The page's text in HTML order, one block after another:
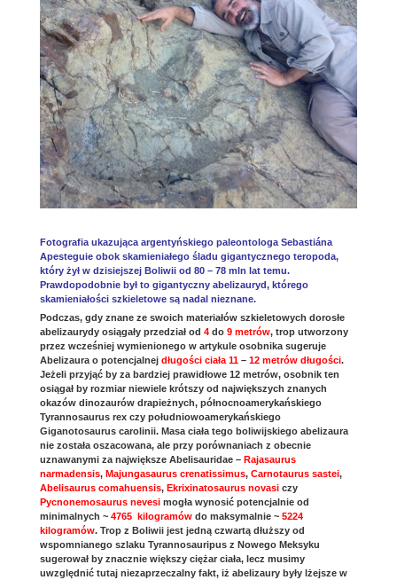
Fotografia ukazująca argentyńskiego paleontologa Sebastiána
Apesteguie obok skamieniałego śladu gigantycznego teropoda,
który żył w dzisiejszej Boliwii od 80 – 78 mln lat temu.
Prawdopodobnie był to gigantyczny abelizauryd, którego
skamieniałości szkieletowe są nadal nieznane.
Podczas, gdy znane ze swoich materiałów szkieletowych dorosłe
abelizaurydy osiągały przedział od 4do 9 metrów, trop utworzony
przez wcześniej wymienionego w artykule osobnika sugeruje
Abelizaura o potencjalnejdługości ciała 11– 12 metrów długości.
Jeżeli przyjąć by za bardziej prawidłowe 12 metrów, osobnik ten
osiągał by rozmiar niewiele krótszy od największych znanych
okazów dinozaurów drapieżnych, północnoamerykańskiego
Tyrannosaurus rex czy południowoamerykańskiego
Giganotosaurus carolinii. Masa ciała tego boliwijskiego abelizaura
nie została oszacowana, ale przy porównaniach z obecnie
uznawanymi za największe Abelisauridae – Rajasaurus
narmadensis, Majungasaurus crenatissimus, Carnotaurus sastei,
Abelisaurus comahuensis, Ekrixinatosaurus novasi czy
Pycnonemosaurus nevesimogła wynosić potencjalnie od
minimalnych ~ 4765 kilogramówdo maksymalnie ~ 5224
kilogramów. Trop z Boliwii jest jedną czwartą dłuższy od
wspomnianego szlaku Tyrannosauripus z Nowego Meksyku
sugerował by znacznie większy ciężar ciała, lecz musimy
uwzględnić tutaj niezaprzeczalny fakt, iż abelizaury były lżejsze w